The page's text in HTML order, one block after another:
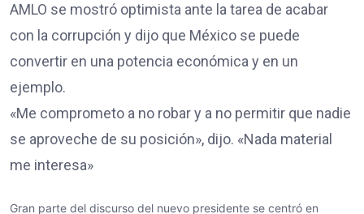
AMLO se mostró optimista ante la tarea de acabar
con la corrupción y dijo que México se puede
convertir en una potencia económica y en un
ejemplo.
«Me comprometo a no robar y a no permitir que nadie
se aproveche de su posición», dijo. «Nada material
me interesa»
Gran parte del discurso del nuevo presidente se centró en